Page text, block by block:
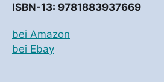
ISBN-13: 9781883937669
bei Amazon
bei Ebay